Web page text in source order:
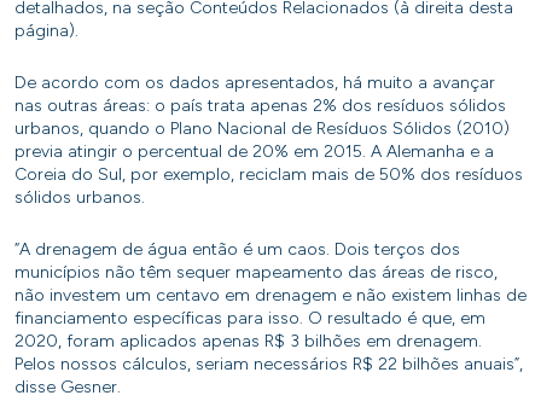
detalhados, na seção Conteúdos Relacionados (à direita desta
página).
De acordo com os dados apresentados, há muito a avançar
nas outras áreas: o país trata apenas 2% dos resíduos sólidos
urbanos, quando o Plano Nacional de Resíduos Sólidos (2010)
previa atingir o percentual de 20% em 2015. A Alemanha e a
Coreia do Sul, por exemplo, reciclam mais de 50% dos resíduos
sólidos urbanos.
“A drenagem de água então é um caos. Dois terços dos
municípios não têm sequer mapeamento das áreas de risco,
não investem um centavo em drenagem e não existem linhas de
financiamento específicas para isso. O resultado é que, em
2020, foram aplicados apenas R$ 3 bilhões em drenagem.
Pelos nossos cálculos, seriam necessários R$ 22 bilhões anuais”,
disse Gesner.